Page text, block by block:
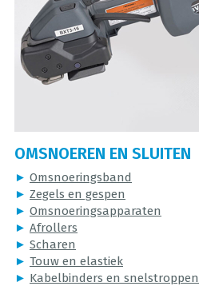
OMSNOEREN EN SLUITEN
► Omsnoeringsband
► Zegels en gespen
► Omsnoeringsapparaten
► Afrollers
► Scharen
► Touw en elastiek
► Kabelbinders en snelstroppen